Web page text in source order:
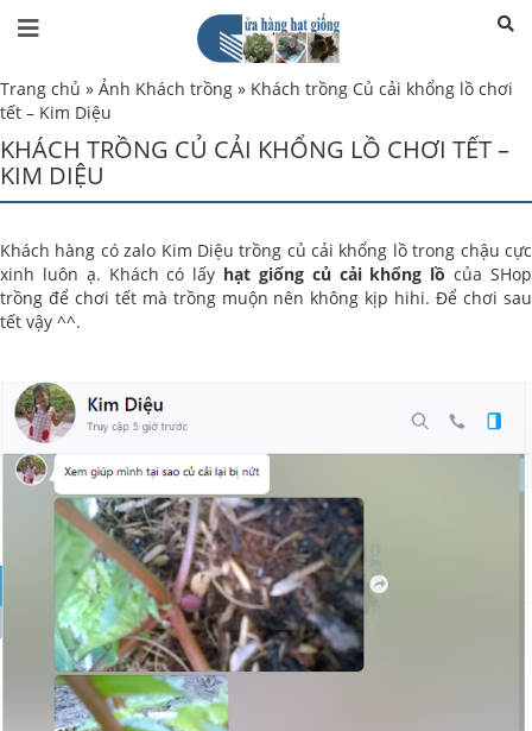
Trang chủ » Ảnh Khách trồng » Khách trồng Củ cải khổng lồ chơi
tết – Kim Diệu
KHÁCH TRỒNG CỦ CẢI KHỔNG LỒ CHƠI TẾT –
KIM DIỆU
Khách hàng có zalo Kim Diệu trồng củ cải khổng lồ trong chậu cực
xinh luôn ạ. Khách có lấy hạt giống củ cải khổng lồ của SHop
trồng để chơi tết mà trồng muộn nên không kịp hihi. Để chơi sau
tết vậy ^^.